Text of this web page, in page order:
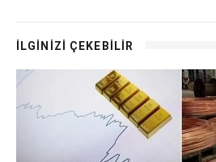
İLGİNİZİ ÇEKEBİLİR